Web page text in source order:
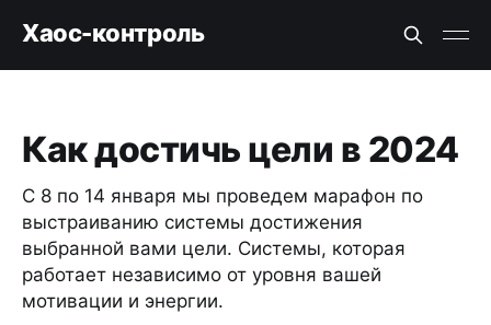
Хаос-контроль
Как достичь цели в 2024
C 8 по 14 января мы проведем марафон по
выстраиванию системы достижения
выбранной вами цели. Системы, которая
работает независимо от уровня вашей
мотивации и энергии.